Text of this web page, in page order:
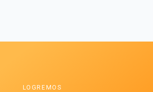
LOGREMOS